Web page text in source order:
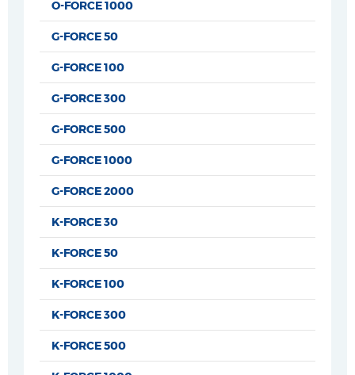
O-FORCE 1000
G-FORCE 50
G-FORCE 100
G-FORCE 300
G-FORCE 500
G-FORCE 1000
G-FORCE 2000
K-FORCE 30
K-FORCE 50
K-FORCE 100
K-FORCE 300
K-FORCE 500